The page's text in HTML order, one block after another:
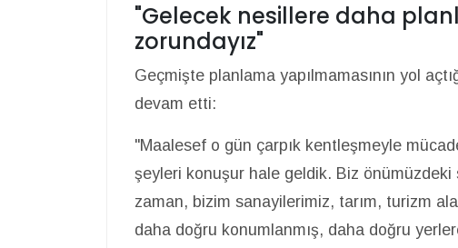
"Gelecek nesillere daha
zorundayız"
Geçmişte planlama yapılmamasının yol
devam etti:
"Maalesef o gün çarpık kentleşmeyle
şeyleri konuşur hale geldik. Biz önümüzdeki
zaman, bizim sanayilerimiz, tarım, turizm
daha doğru konumlanmış, daha doğru